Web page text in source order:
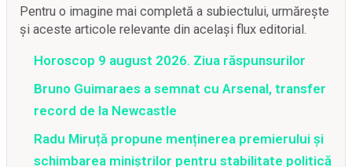
Pentru o imagine mai completă a subiectului, urmărește
și aceste articole relevante din același flux editorial.
Horoscop 9 august 2026. Ziua răspunsurilor
Bruno Guimaraes a semnat cu Arsenal, transfer
record de la Newcastle
Radu Miruță propune menținerea premierului și
schimbarea miniștrilor pentru stabilitate politică